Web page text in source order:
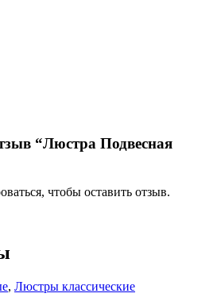
“Люстра Подвесная
чтобы оставить отзыв.
, Люстры классические